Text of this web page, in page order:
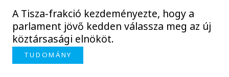
A Tisza-frakció kezdeményezte, hogy a
parlament jövő kedden válassza meg az új
köztársasági elnököt.
TUDOMÁNY